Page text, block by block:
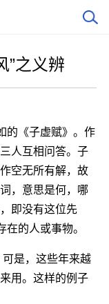
”之义辨
《子虚赋》。作
人互相问答。子
空无所有解，故
，意思是何，哪
即没有这位先
在的人或事物。
是，这些年来越
用。这样的例子